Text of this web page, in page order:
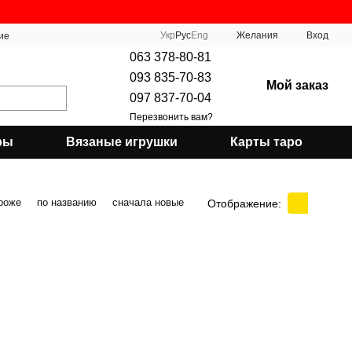
Укр РусEng Желания Вход
063 378-80-81
093 835-70-83
097 837-70-04
Перезвонить вам?
Мой заказ
Вязаные игрушки Карты таро
по названию сначала новые Отображение: